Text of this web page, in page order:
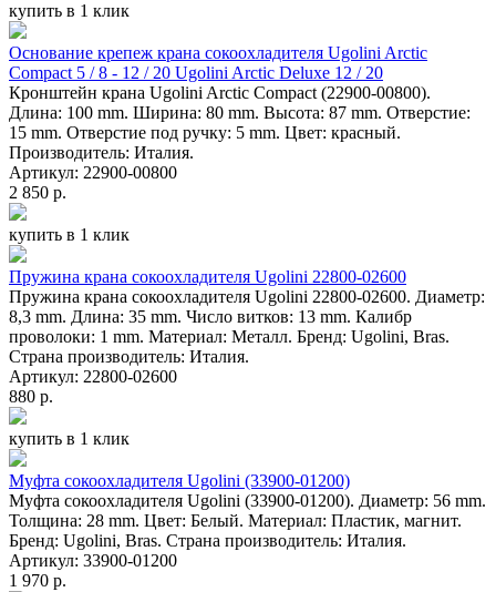
купить в 1 клик
Основание крепеж крана сокоохладителя Ugolini Arctic
Compact 5 / 8 - 12 / 20 Ugolini Arctic Deluxe 12 / 20
Кронштейн крана Ugolini Arctic Compact (22900-00800).
Длина: 100 mm. Ширина: 80 mm. Высота: 87 mm. Отверстие:
15 mm. Отверстие под ручку: 5 mm. Цвет: красный.
Производитель: Италия.
Артикул: 22900-00800
2 850 р.
купить в 1 клик
Пружина крана сокоохладителя Ugolini 22800-02600
Пружина крана сокоохладителя Ugolini 22800-02600. Диаметр:
8,3 mm. Длина: 35 mm. Число витков: 13 mm. Калибр
проволоки: 1 mm. Материал: Металл. Бренд: Ugolini, Bras.
Страна производитель: Италия.
Артикул: 22800-02600
880 р.
купить в 1 клик
Муфта сокоохладителя Ugolini (33900-01200)
Муфта сокоохладителя Ugolini (33900-01200). Диаметр: 56 mm.
Толщина: 28 mm. Цвет: Белый. Материал: Пластик, магнит.
Бренд: Ugolini, Bras. Страна производитель: Италия.
Артикул: 33900-01200
1 970 р.